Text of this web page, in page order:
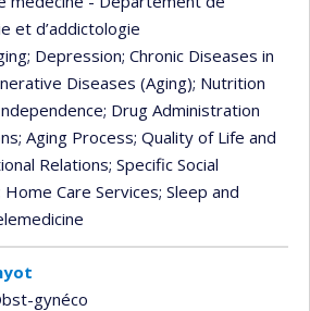
et d’addictologie
; Depression; Chronic Diseases in
Diseases (Aging); Nutrition
; Drug Administration
; Aging Process; Quality of Life and
Relations; Specific Social
Home Care Services; Sleep and
gynéco